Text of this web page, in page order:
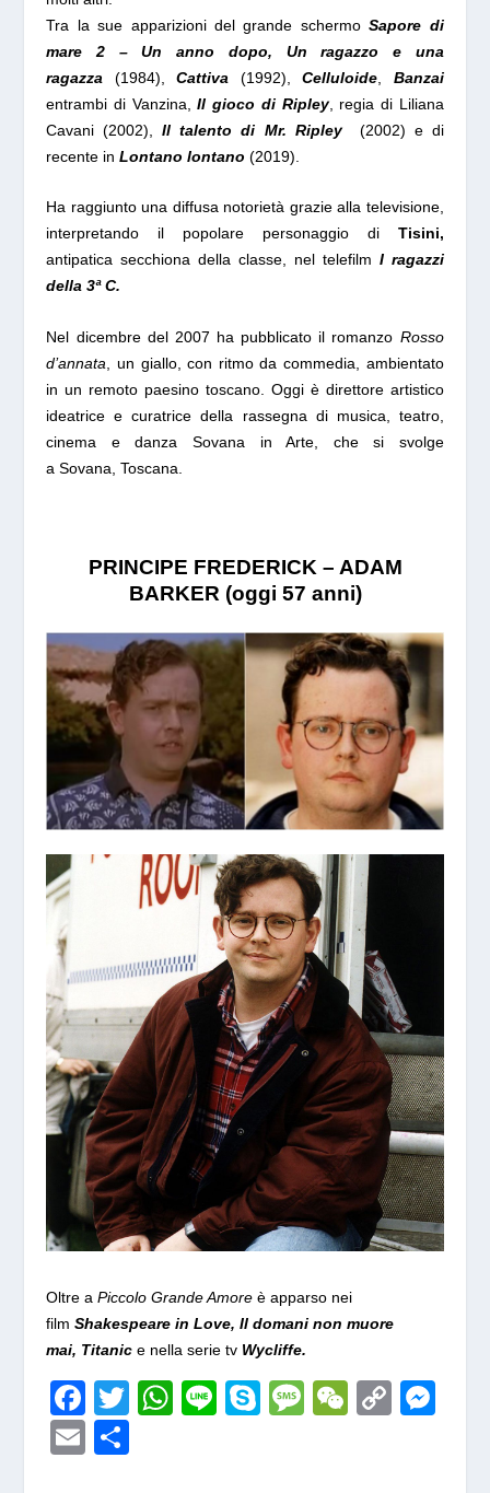
Tra la sue apparizioni del grande schermoSapore di
mare 2 – Un anno dopo, Un ragazzo e una
ragazza (1984),Cattiva (1992),Celluloide
Banzai
entrambi di Vanzina,
Il gioco di Ripley, regia di Liliana
Cavani (2002),Il talento di Mr. Ripley
(2002) e di
recente inLontano lontano (2019).
Ha raggiunto una diffusa notorietà grazie alla televisione,
interpretando il popolare personaggio di Tisini,
antipaticasecchiona della classe, nel telefilm I ragazzi
della 3ª C.
Nel dicembre del 2007 ha pubblicato il romanzo Rosso
d’annata , un giallo, con ritmo da commedia, ambientato
in un remoto paesino toscano. Oggi èdirettore artistico
ideatrice e curatrice della rassegna di musica, teatro,
cinema e danza Sovana in Arte , che si svolge
a Sovana, Toscana.
PRINCIPE FREDERICK – ADAM
BARKER (oggi 57 anni)
Oltre aPiccolo Grande Amore è apparso nei
filmShakespeare in Love, Il domani non muore
mai, Titanice nella serie tv Wycliffe.
F
ac
e
T W Li S M W C
E